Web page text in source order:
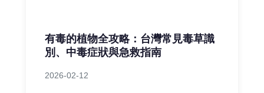
有毒的植物全攻略：台灣常見毒草識
別、中毒症狀與急救指南
2026-02-12